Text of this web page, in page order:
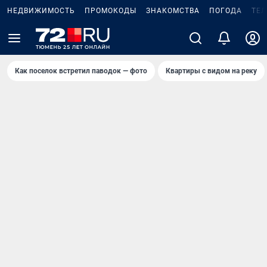
НЕДВИЖИМОСТЬ ПРОМОКОДЫ ЗНАКОМСТВА ПОГОДА
Как поселок встретил паводок — фото Квартиры с видом на реку